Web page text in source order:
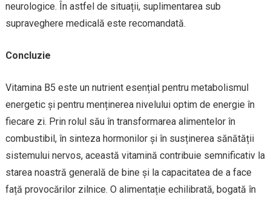
neurologice. În astfel de situații, suplimentarea sub
supraveghere medicală este recomandată.
Concluzie
Vitamina B5 este un nutrient esențial pentru metabolismul
energetic și pentru menținerea nivelului optim de energie în
fiecare zi. Prin rolul său în transformarea alimentelor în
combustibil, în sinteza hormonilor și în susținerea sănătății
sistemului nervos, această vitamină contribuie semnificativ la
starea noastră generală de bine și la capacitatea de a face
față provocărilor zilnice. O alimentație echilibrată, bogată în